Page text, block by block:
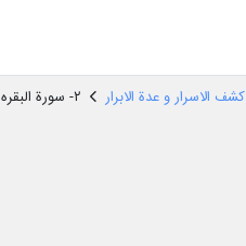
کشف الاسرار و عدة الابرار ۲- سورة البقره‏